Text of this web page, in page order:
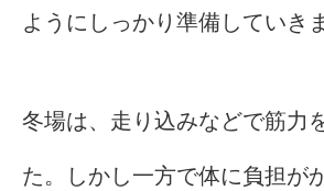
ようにしっかり準備していき
冬場は、走り込みなどで筋力
た。しかし一方で体に負担が